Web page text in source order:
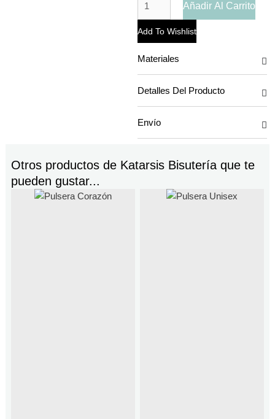
Añadir Al Carrito
Add To Wishlist
Materiales
Detalles Del Producto
Envío
Otros productos de Katarsis Bisuteríaque te
pueden gustar...